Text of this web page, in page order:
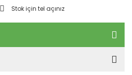
Stok için tel açınız